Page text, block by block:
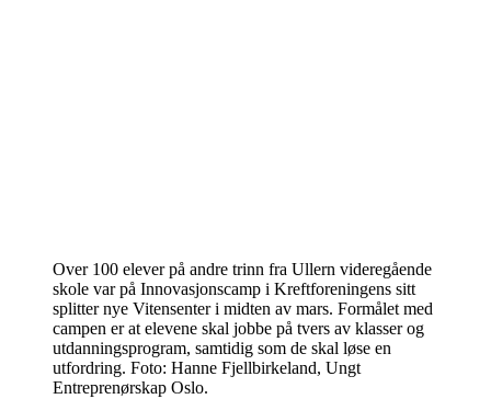
Over 100 elever på andre trinn fra Ullern videregående
skole var på Innovasjonscamp i Kreftforeningens sitt
splitter nye Vitensenter i midten av mars. Formålet med
campen er at elevene skal jobbe på tvers av klasser og
utdanningsprogram, samtidig som de skal løse en
utfordring. Foto: Hanne Fjellbirkeland, Ungt
Entreprenørskap Oslo.